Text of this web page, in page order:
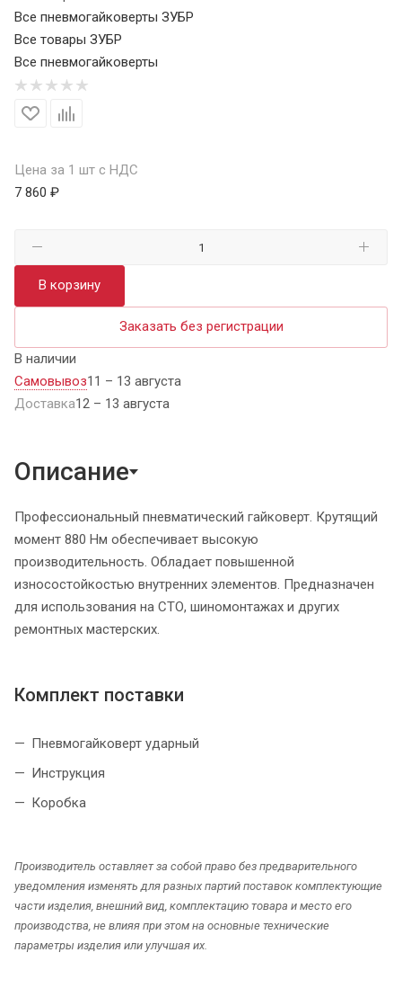
Все пневмогайковерты ЗУБР
Все товары ЗУБР
Все пневмогайковерты
Цена за 1 шт с НДС
7 860 ₽
В корзину
Заказать без регистрации
В наличии
Самовывоз11 – 13 августа
Доставка12 – 13 августа
Описание
Профессиональный пневматический гайковерт. Крутящий
момент 880 Нм обеспечивает высокую
производительность. Обладает повышенной
износостойкостью внутренних элементов. Предназначен
для использования на СТО, шиномонтажах и других
ремонтных мастерских.
Комплект поставки
Пневмогайковерт ударный
Инструкция
Коробка
Производитель оставляет за собой право без предварительного
уведомления изменять для разных партий поставок комплектующие
части изделия, внешний вид, комплектацию товара и место его
производства, не влияя при этом на основные технические
параметры изделия или улучшая их.